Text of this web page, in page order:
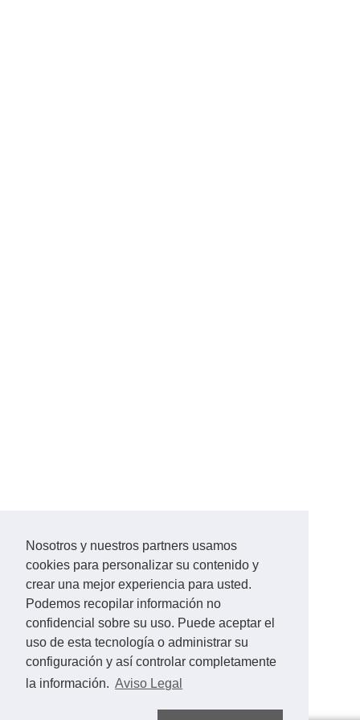
Nosotros y nuestros partners usamos
cookies para personalizar su contenido y
crear una mejor experiencia para usted.
Podemos recopilar información no
confidencial sobre su uso. Puede aceptar el
uso de esta tecnología o administrar su
configuración y así controlar completamente
la información. Aviso Legal